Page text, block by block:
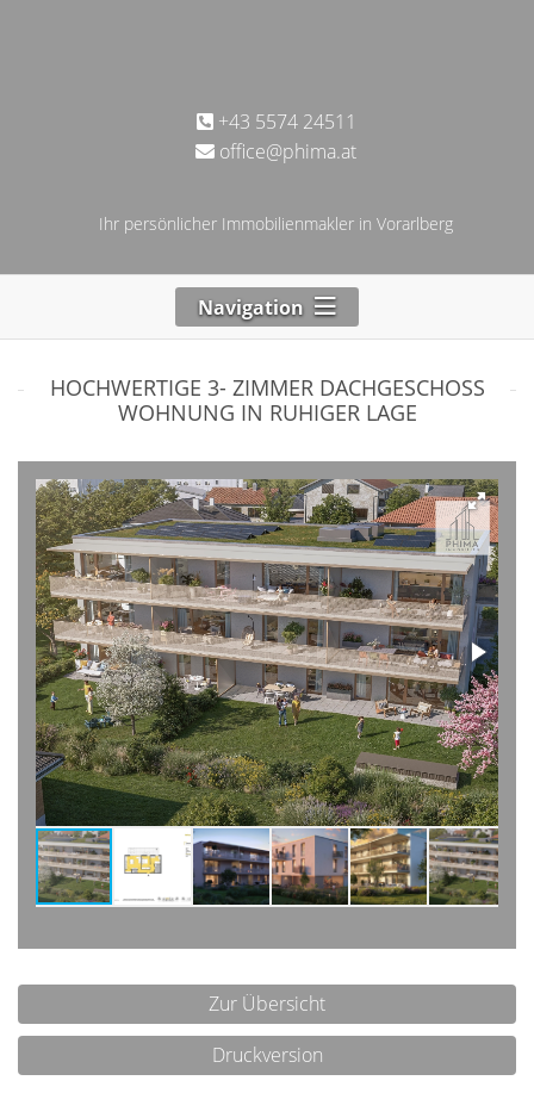
+43 5574 24511
office@phima.at
Ihr persönlicher Immobilienmakler in Vorarlberg
Navigation
HOCHWERTIGE 3- ZIMMER DACHGESCHOSS
WOHNUNG IN RUHIGER LAGE
Zur Übersicht
Druckversion